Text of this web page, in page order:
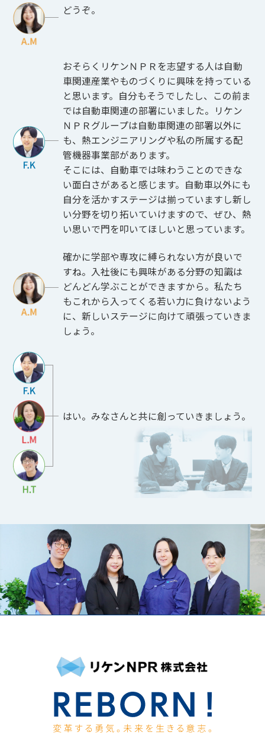
どうぞ。
おそらくリケンＮＰＲを志望する人は自動
車関連産業やものづくりに興味を持っている
と思います。自分もそうでしたし、この前ま
では自動車関連の部署にいました。リケン
ＮＰＲグループは自動車関連の部署以外に
も、熱エンジニアリングや私の所属する配
管機器事業部があります。
そこには、自動車では味わうことのできな
い面白さがあると感じます。自動車以外にも
自分を活かすステージは揃っていますし新し
い分野を切り拓いていけますので、ぜひ、熱
い思いで門を叩いてほしいと思っています。
確かに学部や専攻に縛られない方が良いで
すね。入社後にも興味がある分野の知識は
どんどん学ぶことができますから。私たち
もこれから入ってくる若い力に負けないよう
に、新しいステージに向けて頑張っていきま
しょう。
はい。みなさんと共に創っていきましょう。